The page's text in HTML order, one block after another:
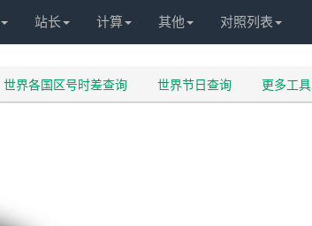
站长 计算 其他 对照列表
世界各国区号时差查询 世界节日查询 更多工具